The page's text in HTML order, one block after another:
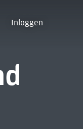
Inloggen